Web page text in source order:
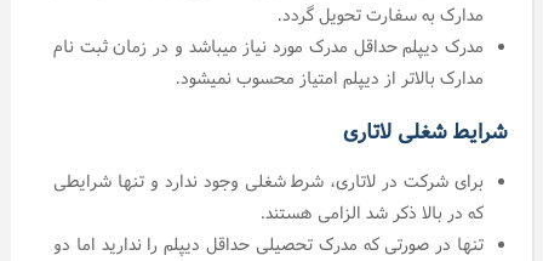
مدارک به سفارت تحویل گردد.
مدرک دیپلم حداقل مدرک مورد نیاز میباشد و در زمان ثبت نام
مدارک بالاتر از دیپلم امتیاز محسوب نمیشود.
شرایط شغلی لاتاری
برای شرکت در لاتاری، شرط شغلی وجود ندارد و تنها شرایطی
که در بالا ذکر شد الزامی هستند.
تنها در صورتی که مدرک تحصیلی حداقل دیپلم را ندارید اما دو